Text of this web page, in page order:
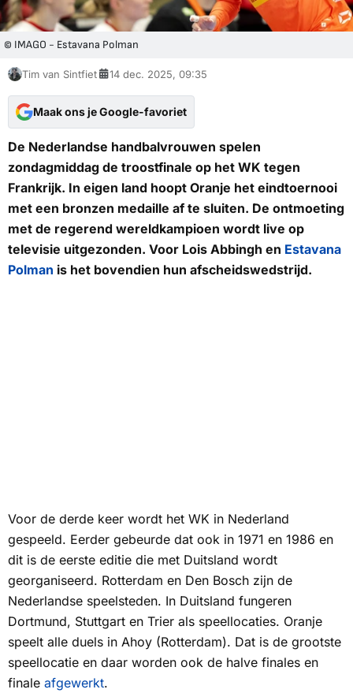
© IMAGO - Estavana Polman
Tim van Sintfiet 14 dec. 2025, 09:35
Maak ons je Google-favoriet
De Nederlandse handbalvrouwen spelen
zondagmiddag de troostfinale op het WK tegen
Frankrijk. In eigen land hoopt Oranje het eindtoernooi
met een bronzen medaille af te sluiten. De ontmoeting
met de regerend wereldkampioen wordt live op
televisie uitgezonden. Voor Lois Abbingh en Estavana
Polman is het bovendien hun afscheidswedstrijd.
Voor de derde keer wordt het WK in Nederland
gespeeld. Eerder gebeurde dat ook in 1971 en 1986 en
dit is de eerste editie die met Duitsland wordt
georganiseerd. Rotterdam en Den Bosch zijn de
Nederlandse speelsteden. In Duitsland fungeren
Dortmund, Stuttgart en Trier als speellocaties. Oranje
speelt alle duels in Ahoy (Rotterdam). Dat is de grootste
speellocatie en daar worden ook de halve finales en
finale afgewerkt.